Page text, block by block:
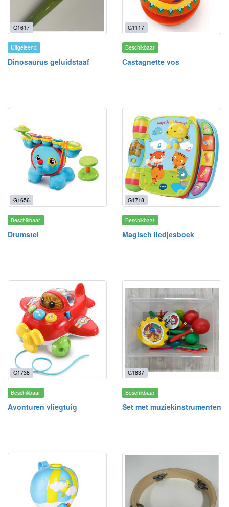
G1617
Uitgeleend
Dinosaurus geluidstaaf
G1117
Beschikbaar
Castagnette vos
G1656
Beschikbaar
Drumstel
G1718
Beschikbaar
Magisch liedjesboek
G1738
Beschikbaar
Avonturen vliegtuig
G1837
Beschikbaar
Set met muziekinstrumenten